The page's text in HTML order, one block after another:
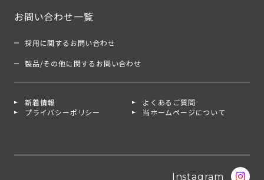
お問い合わせ一覧
採用に関するお問い合わせ
製品/その他に関するお問い合わせ
新着情報
よくあるご質問
プライバシーポリシー
当ホームページについて
Instagram